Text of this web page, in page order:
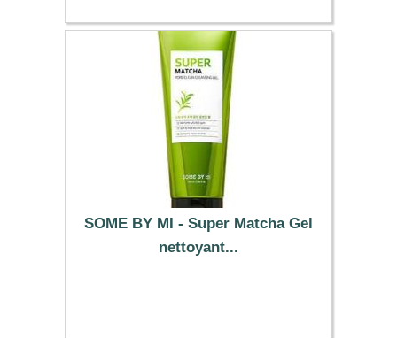
SOME BY MI - Super Matcha Gel
nettoyant...